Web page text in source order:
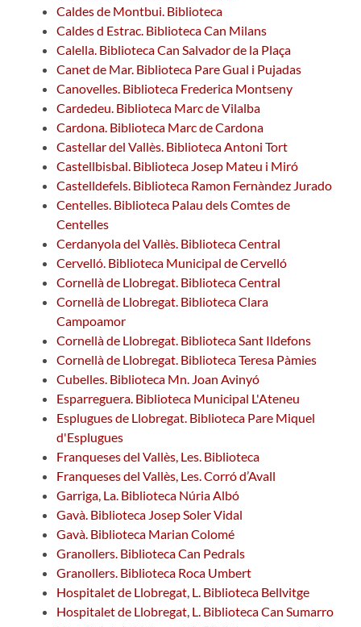
Caldes de Montbui. Biblioteca
Caldes d Estrac. Biblioteca Can Milans
Calella. Biblioteca Can Salvador de la Plaça
Canet de Mar. Biblioteca Pare Gual i Pujadas
Canovelles. Biblioteca Frederica Montseny
Cardedeu. Biblioteca Marc de Vilalba
Cardona. Biblioteca Marc de Cardona
Castellar del Vallès. Biblioteca Antoni Tort
Castellbisbal. Biblioteca Josep Mateu i Miró
Castelldefels. Biblioteca Ramon Fernàndez Jurado
Centelles. Biblioteca Palau dels Comtes de
Centelles
Cerdanyola del Vallès. Biblioteca Central
Cervelló. Biblioteca Municipal de Cervelló
Cornellà de Llobregat. Biblioteca Central
Cornellà de Llobregat. Biblioteca Clara
Campoamor
Cornellà de Llobregat. Biblioteca Sant Ildefons
Cornellà de Llobregat. Biblioteca Teresa Pàmies
Cubelles. Biblioteca Mn. Joan Avinyó
Esparreguera. Biblioteca Municipal L'Ateneu
Esplugues de Llobregat. Biblioteca Pare Miquel
d'Esplugues
Franqueses del Vallès, Les. Biblioteca
Franqueses del Vallès, Les. Corró d’Avall
Garriga, La. Biblioteca Núria Albó
Gavà. Biblioteca Josep Soler Vidal
Gavà. Biblioteca Marian Colomé
Granollers. Biblioteca Can Pedrals
Granollers. Biblioteca Roca Umbert
Hospitalet de Llobregat, L. Biblioteca Bellvitge
Hospitalet de Llobregat, L. Biblioteca Can Sumarro